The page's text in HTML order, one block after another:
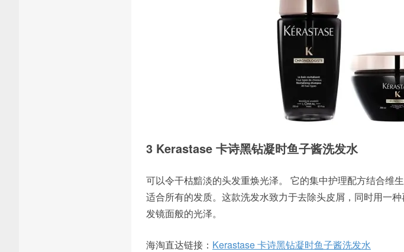
3 Kerastase 卡诗黑钻凝时鱼子酱洗发水
可以令干枯黯淡的头发重焕光泽。 它的集中护理配方结合维
适合所有的发质。这款洗发水致力于去除头皮屑，同时用一
发镜面般的光泽。
海淘直达链接： Kerastase 卡诗黑钻凝时鱼子酱洗发水